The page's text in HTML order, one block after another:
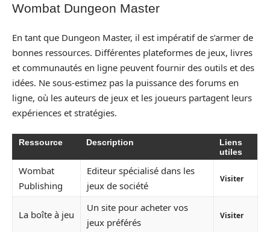
Wombat Dungeon Master
En tant que Dungeon Master, il est impératif de s’armer de
bonnes ressources. Différentes plateformes de jeux, livres
et communautés en ligne peuvent fournir des outils et des
idées. Ne sous-estimez pas la puissance des forums en
ligne, où les auteurs de jeux et les joueurs partagent leurs
expériences et stratégies.
Ressource Description
Liens
utiles
Wombat
Publishing
Editeur spécialisé dans les
jeux de société
Visiter
La boîte à jeu
Un site pour acheter vos
jeux préférés
Visiter